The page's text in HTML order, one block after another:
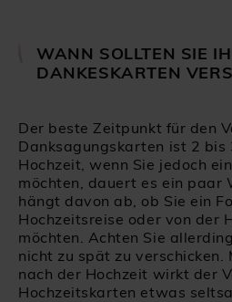
WANN SOLLTEN SIE
DANKESKARTEN
Der beste Zeitpunkt für den
Danksagungskarten ist 2 bis
Hochzeit, wenn Sie jedoch
möchten, dauert es ein paar
hängt davon ab, ob Sie ein
Hochzeitsreise oder von der
möchten. Achten Sie
nicht zu spät zu verschicken.
nach der Hochzeit wirkt der
Hochzeitskarten etwas